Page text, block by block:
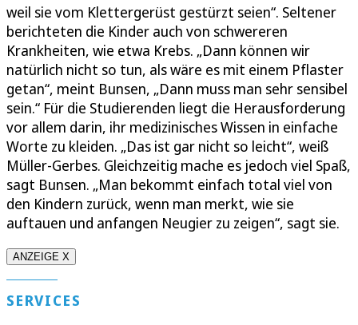
weil sie vom Klettergerüst gestürzt seien“. Seltener
berichteten die Kinder auch von schwereren
Krankheiten, wie etwa Krebs. „Dann können wir
natürlich nicht so tun, als wäre es mit einem Pflaster
getan“, meint Bunsen, „Dann muss man sehr sensibel
sein.“ Für die Studierenden liegt die Herausforderung
vor allem darin, ihr medizinisches Wissen in einfache
Worte zu kleiden. „Das ist gar nicht so leicht“, weiß
Müller-Gerbes. Gleichzeitig mache es jedoch viel Spaß,
sagt Bunsen. „Man bekommt einfach total viel von
den Kindern zurück, wenn man merkt, wie sie
auftauen und anfangen Neugier zu zeigen“, sagt sie.
ANZEIGE X
SERVICES